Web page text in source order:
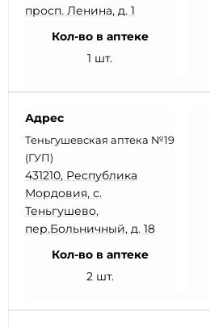
просп. Ленина, д. 1
Кол-во в аптеке
1 шт.
Адрес
Теньгушевская аптека №19
(ГУП)
431210, Республика
Мордовия, с.
Теньгушево,
пер.Больничный, д. 18
Кол-во в аптеке
2 шт.